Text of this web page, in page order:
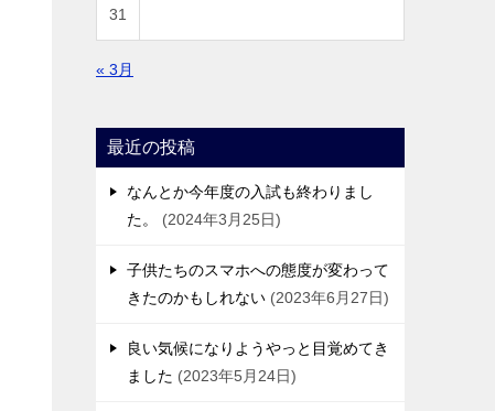
31
« 3月
最近の投稿
なんとか今年度の入試も終わりまし
た。
2024年3月25日
子供たちのスマホへの態度が変わって
きたのかもしれない 2023年6月27日
良い気候になりようやっと目覚めてき
ました
2023年5月24日